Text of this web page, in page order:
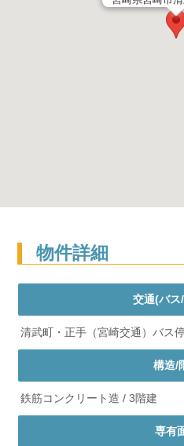
物件詳細
交通(バス
清武町・正手（宮崎交通）バス
構造/
鉄筋コンクリート造 / 3階建
専有